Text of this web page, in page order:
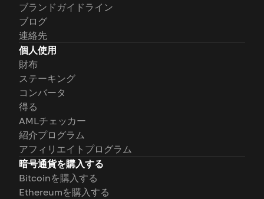
ブランドガイドライン
ブログ
連絡先
個人使用
財布
ステーキング
コンバータ
得る
AMLチェッカー
紹介プログラム
アフィリエイトプログラム
暗号通貨を購入する
Bitcoinを購入する
Ethereumを購入する